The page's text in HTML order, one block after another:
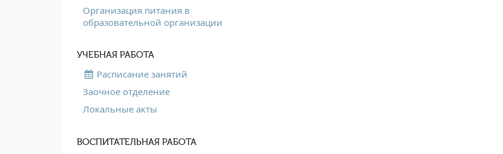
Организация питания в
образовательной организации
УЧЕБНАЯ РАБОТА
Расписание занятий
Заочное отделение
Локальные акты
ВОСПИТАТЕЛЬНАЯ РАБОТА